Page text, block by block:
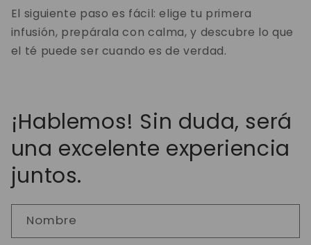
El siguiente paso es fácil: elige tu primera
infusión, prepárala con calma, y descubre lo que
el té puede ser cuando es de verdad.
¡Hablemos! Sin duda, será
una excelente experiencia
juntos.
Nombre